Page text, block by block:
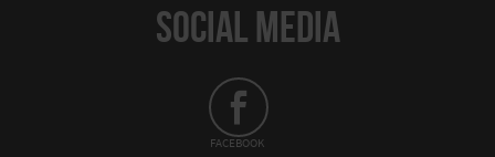
SOCIAL MEDIA
FACEBOOK